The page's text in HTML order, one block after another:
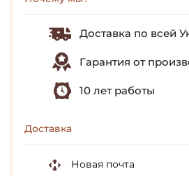
Доставка по всей
Гарантия от
10 лет работы
Доставка
Новая почта